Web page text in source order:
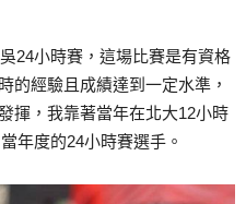
24小時賽，這場比賽是有資格
的經驗且成績達到一定水準，
揮，我靠著當年在北大12小時
年度的24小時賽選手。